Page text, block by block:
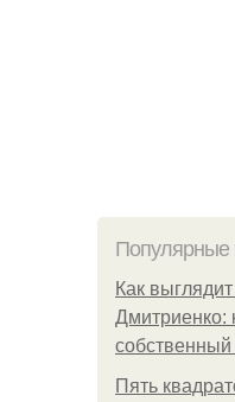
Популярные
Как
Дмитриенко:
собственный
Пять